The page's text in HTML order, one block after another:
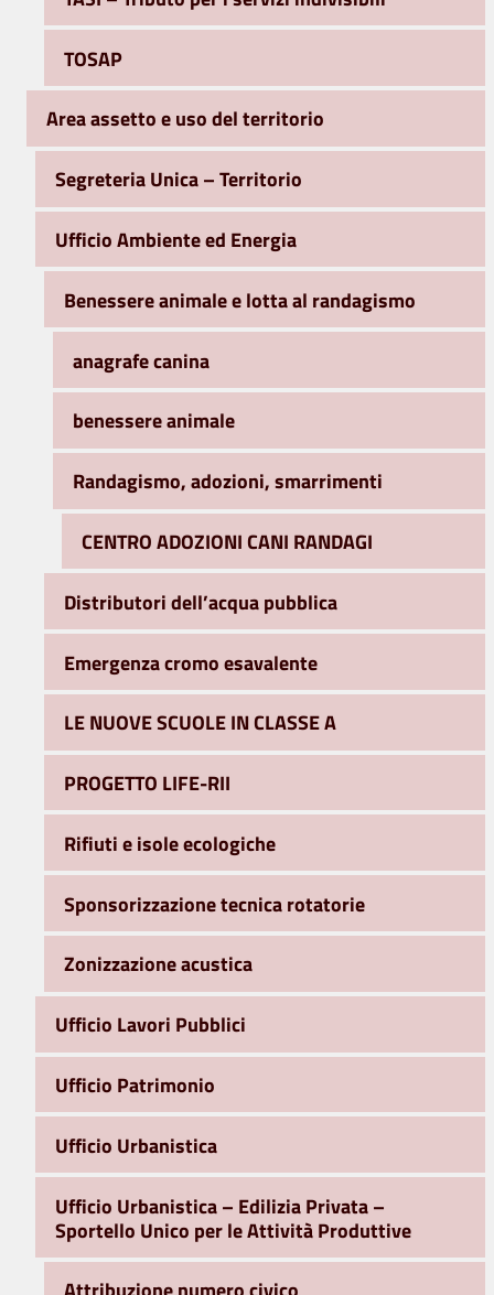
TOSAP
Area assetto e uso del territorio
Segreteria Unica – Territorio
Ufficio Ambiente ed Energia
Benessere animale e lotta al randagismo
anagrafe canina
benessere animale
Randagismo, adozioni, smarrimenti
CENTRO ADOZIONI CANI RANDAGI
Distributori dell’acqua pubblica
Emergenza cromo esavalente
LE NUOVE SCUOLE IN CLASSE A
PROGETTO LIFE-RII
Rifiuti e isole ecologiche
Sponsorizzazione tecnica rotatorie
Zonizzazione acustica
Ufficio Lavori Pubblici
Ufficio Patrimonio
Ufficio Urbanistica
Ufficio Urbanistica – Edilizia Privata –
Sportello Unico per le Attività Produttive